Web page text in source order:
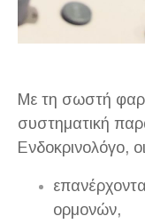
Με τη σωστή
συστηματική
Ενδοκρινολόγο,
ορμονών,